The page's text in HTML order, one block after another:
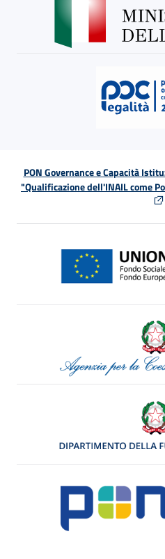
PON Governance e Capacità
"Qualificazione dell'INAIL come